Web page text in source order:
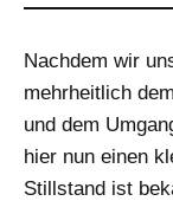
Nachdem wir
mehrheitlich
und dem
hier nun einen
Stillstand ist